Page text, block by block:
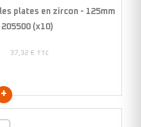
plates en zircon - 125mm
(x10)
37,32 € TTC